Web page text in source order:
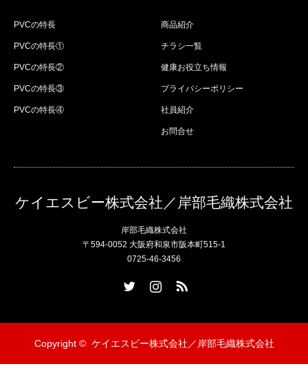
PVCの特長
PVCの特長①
PVCの特長②
PVCの特長③
PVCの特長④
商品紹介
チラシ一覧
健康お役立ち情報
プライバシーポリシー
社員紹介
お問合せ
ケイエスビー株式会社／岸部毛織株式会社
岸部毛織株式会社
〒594-0052 大阪府和泉市阪本町515-1
0725-46-3456
Copyright © ケイエスビー株式会社／岸部毛織株式会社